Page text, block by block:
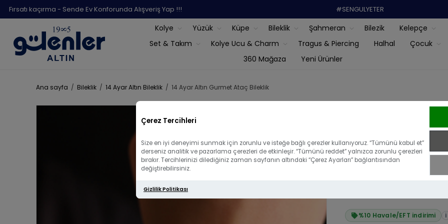
Çerez Tercihleri
Size en iyi deneyimi sunmak için zorunlu ve isteğe bağlı çerezler kullanıyoruz. “Tümünü kabul et”
derseniz analitik ve pazarlama çerezleri de etkinleşir. “Tümünü reddet” yalnızca zorunlu çerezleri
bırakır. Tercihlerinizi dilediğiniz zaman sayfanın altındaki “Çerez Ayarları” bağlantısından
değiştirebilirsiniz.
Gizlilik Politikası
Fırsatı kaçırma - Sende Ev Konforunda Alışveriş Yap !!! #SENGULYETER
Kolye Yüzük Küpe Bileklik Şahmeran Bilezik
Kelepçe
Set & Takım
Kolye Ucu & Charm Tragus & Piercing Halhal
Çocuk
360 Mağaza
Yeni Ürünler
Ana sayfa / Bileklik / 14 Ayar Altın Bileklik / 14 Ayar Altın Gurmet Ataç Bileklik
14 Ayar
| Bu ürünü ilk
%10 Havale/EFT indirimi i